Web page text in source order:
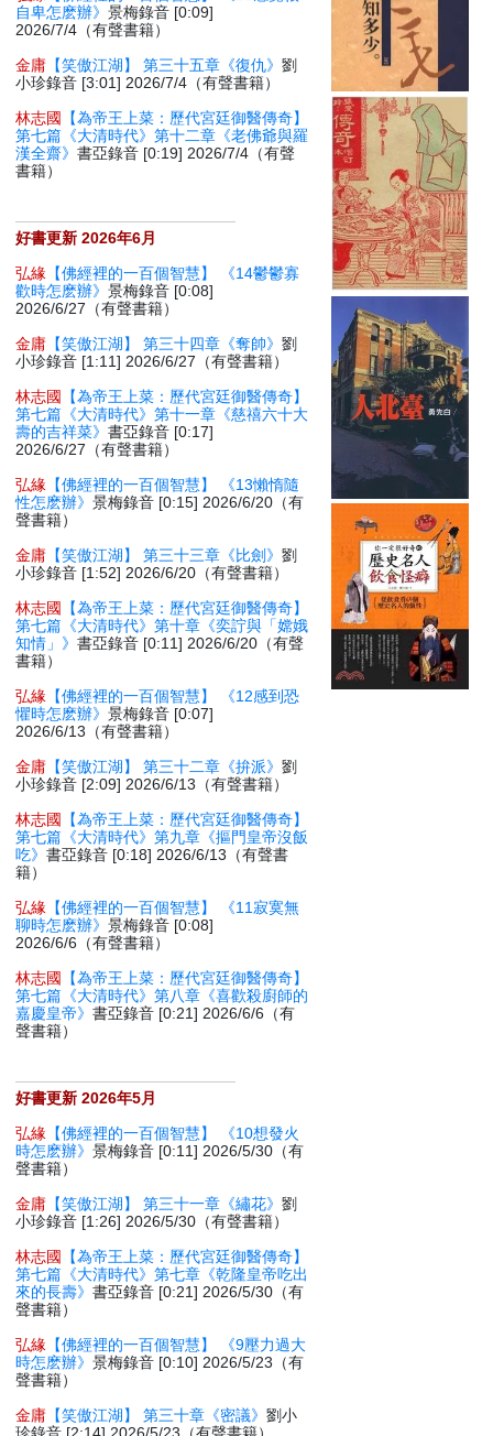
自卑怎麽辦》景梅錄音 [0:09]
2026/7/4（有聲書籍）
金庸 【笑傲江湖】 第三十五章《復仇》劉
小珍錄音 [3:01] 2026/7/4（有聲書籍）
林志國
【為帝王上菜：歷代宮廷御醫傳奇】
第七篇《大清時代》第十二章《老佛爺與羅
漢全齋》書亞錄音 [0:19] 2026/7/4（有聲
書籍）
好書更新 2026年6月
弘緣 【佛經裡的一百個智慧】 《14鬱鬱寡
歡時怎麽辦》景梅錄音 [0:08]
2026/6/27（有聲書籍）
金庸 【笑傲江湖】 第三十四章《奪帥》劉
小珍錄音 [1:11] 2026/6/27（有聲書籍）
林志國
【為帝王上菜：歷代宮廷御醫傳奇】
第七篇《大清時代》第十一章《慈禧六十大
壽的吉祥菜》書亞錄音 [0:17]
2026/6/27（有聲書籍）
弘緣 【佛經裡的一百個智慧】 《13懶惰隨
性怎麽辦》景梅錄音 [0:15] 2026/6/20（有
聲書籍）
金庸 【笑傲江湖】 第三十三章《比劍》劉
小珍錄音 [1:52] 2026/6/20（有聲書籍）
林志國
【為帝王上菜：歷代宮廷御醫傳奇】
第七篇《大清時代》第十章《奕詝與「嫦娥
知情」》書亞錄音 [0:11] 2026/6/20（有聲
書籍）
弘緣 【佛經裡的一百個智慧】 《12感到恐
懼時怎麽辦》景梅錄音 [0:07]
2026/6/13（有聲書籍）
金庸 【笑傲江湖】 第三十二章《拚派》劉
小珍錄音 [2:09] 2026/6/13（有聲書籍）
林志國
【為帝王上菜：歷代宮廷御醫傳奇】
第七篇《大清時代》第九章《摳門皇帝沒飯
吃》書亞錄音 [0:18] 2026/6/13（有聲書
籍）
弘緣 【佛經裡的一百個智慧】 《11寂寞無
聊時怎麽辦》景梅錄音 [0:08]
2026/6/6（有聲書籍）
林志國
【為帝王上菜：歷代宮廷御醫傳奇】
第七篇《大清時代》第八章《喜歡殺廚師的
嘉慶皇帝》書亞錄音 [0:21] 2026/6/6（有
聲書籍）
好書更新 2026年5月
弘緣 【佛經裡的一百個智慧】 《10想發火
時怎麽辦》景梅錄音 [0:11] 2026/5/30（有
聲書籍）
金庸 【笑傲江湖】 第三十一章《繡花》劉
小珍錄音 [1:26] 2026/5/30（有聲書籍）
林志國
【為帝王上菜：歷代宮廷御醫傳奇】
第七篇《大清時代》第七章《乾隆皇帝吃出
來的長壽》書亞錄音 [0:21] 2026/5/30（有
聲書籍）
弘緣 【佛經裡的一百個智慧】 《9壓力過大
時怎麽辦》景梅錄音 [0:10] 2026/5/23（有
聲書籍）
金庸 【笑傲江湖】 第三十章《密議》劉小